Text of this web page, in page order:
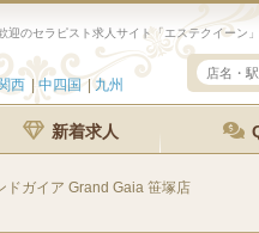
西 中四国 九州
新着求人
ドガイア Grand Gaia 笹塚店